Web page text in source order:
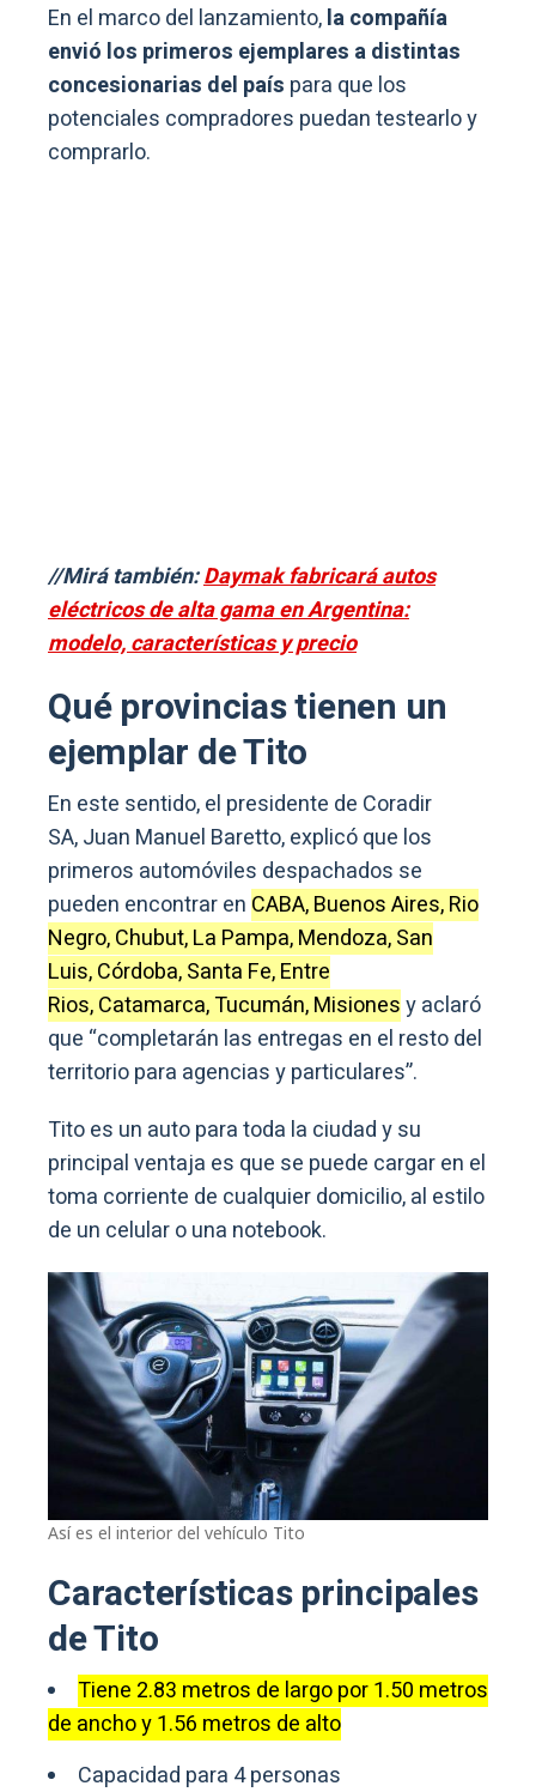
En el marco del lanzamiento,la compañía
envió los primeros ejemplares a distintas
concesionarias del país para que los
potenciales compradores puedan testearlo y
comprarlo.
//Mirá también:Daymak fabricará autos
eléctricos de alta gama en Argentina:
modelo, características y precio
Qué provincias tienen un
ejemplar de Tito
En este sentido, el presidente de Coradir
SA, Juan Manuel Baretto, explicó que los
primeros automóviles despachados se
pueden encontrar en CABA, Buenos Aires, Rio
Negro, Chubut, La Pampa, Mendoza, San
Luis, Córdoba, Santa Fe, Entre
Rios, Catamarca, Tucumán, Misionesy aclaró
que “completarán las entregas en el resto del
territorio para agencias y particulares”.
Tito es un auto para toda la ciudad y su
principal ventaja es que se puede cargar en el
toma corriente de cualquier domicilio, al estilo
de un celular o una notebook.
Así es el interior del vehículo Tito
Características principales
de Tito
Tiene 2.83 metros de largo por 1.50 metros
de ancho y 1.56 metros de alto
Capacidad para 4 personas